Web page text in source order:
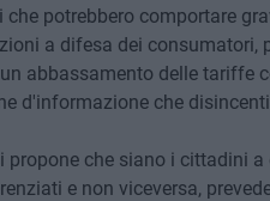
potrebbero comportare
a difesa dei consumatori,
abbassamento delle tariffe
d'informazione che
propone che siano i cittadini a
e non viceversa,